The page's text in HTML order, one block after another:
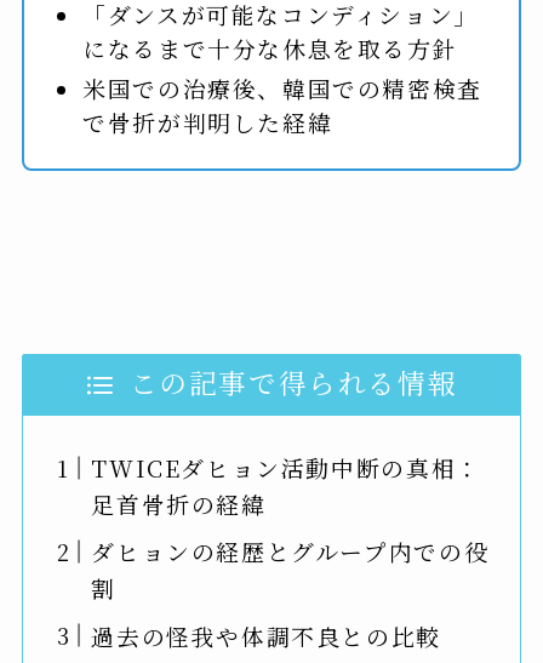
「ダンスが可能なコンディション」
になるまで十分な休息を取る方針
米国での治療後、韓国での精密検査
で骨折が判明した経緯
この記事で得られる情報
TWICEダヒョン活動中断の真相：
足首骨折の経緯
ダヒョンの経歴とグループ内での役
割
過去の怪我や体調不良との比較